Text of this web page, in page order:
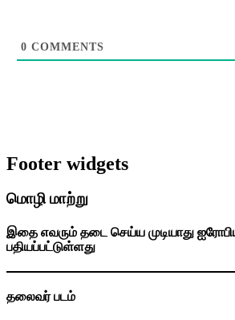
0 COMMENTS
Footer widgets
மொழி மாற்று
இதை எவரும் தடை செய்ய முடியாது
பதியப்பட்டுள்ளது
தலைவர் படம்